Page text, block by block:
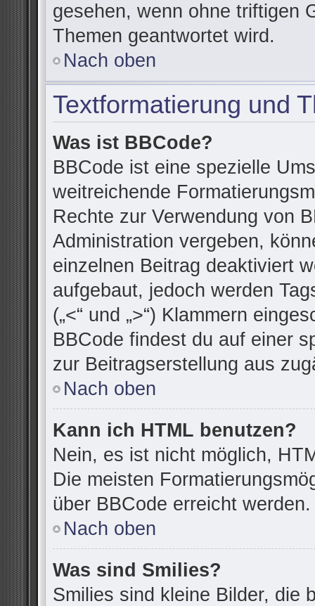
gesehen, wenn ohne triftigen
Themen geantwortet wird.
Nach oben
Textformatierung und
Was ist BBCode?
BBCode ist eine spezielle
weitreichende
Rechte zur Verwendung von
Administration vergeben,
einzelnen Beitrag deaktiviert
aufgebaut, jedoch werden
(„<“ und „>“) Klammern
BBCode findest du auf einer
zur Beitragserstellung aus
Nach oben
Kann ich HTML benutzen?
Nein, es ist nicht möglich,
Die meisten
über BBCode erreicht werden.
Nach oben
Was sind Smilies?
Smilies sind kleine Bilder, die